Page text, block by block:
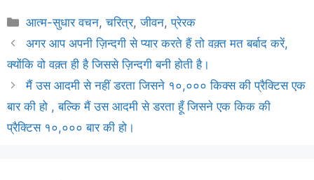
Categories
आत्म-सुधार वचन,चरित्र,जीवन,प्रेरक
अगर आप अपनी ज़िन्दगी से प्यार करते हैं तो वक़्त मत बर्बाद करें,
क्योंकि वो वक़्त ही है जिससे ज़िन्दगी बनी होती है।
मैं उस आदमी से नहीं डरता जिसने १०,००० किक्स की प्रैक्टिस एक
बार की हो , बल्कि मैं उस आदमी से डरता हूँ जिसने एक किक की
प्रैक्टिस १०,००० बार की हो।